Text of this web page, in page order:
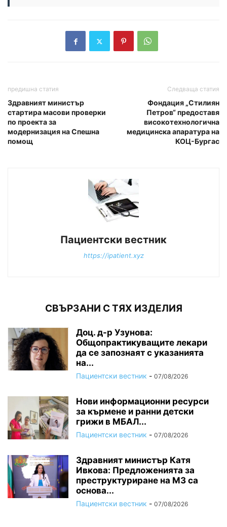
предишна статия
Здравният министър
стартира масови проверки
по проекта за
модернизация на Спешна
помощ
Следваща статия
Фондация „Стилиян
Петров“ предоставя
високотехнологична
медицинска апаратура на
КОЦ-Бургас
Пациентски вестник
https://ipatient.xyz
СВЪРЗАНИ С ТЯХ ИЗДЕЛИЯ
Доц. д-р Узунова:
Общопрактикуващите лекари
да се запознаят с указанията
на...
Пациентски вестник - 07/08/2026
Нови информационни ресурси
за кърмене и ранни детски
грижи в МБАЛ...
Пациентски вестник - 07/08/2026
Здравният министър Катя
Ивкова: Предложенията за
преструктуриране на МЗ са
основа...
Пациентски вестник - 07/08/2026